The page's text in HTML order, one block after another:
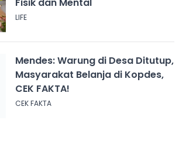
LIFE
Mendes: Warung di Desa Ditutup,
Masyarakat Belanja di Kopdes,
CEK FAKTA!
CEK FAKTA